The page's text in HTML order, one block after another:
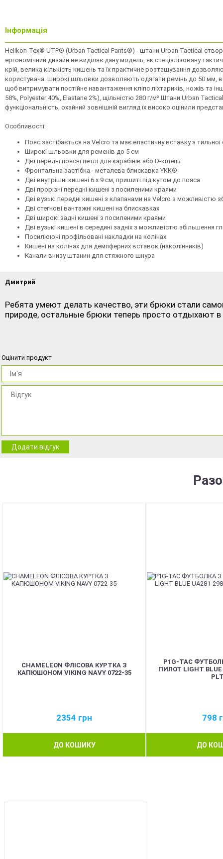
Інформація
Helikon-Tex® UTP® (Urban Tactical Pants®) - штани Urban Tactical
ергономічний дизайн не виділяє дану модель, як спеціалізовану
крій, велика кількість кишень та їх практичне розташування
користувача. Широкі шльовки дозволяють одягати ремінь до 50 мм,
щоб витримувати постійне навантаження кліпс ліхтариків, ножів та
58%, Polyester 40%, Elastane 2%), щільністю 280 г/м².Штани Urban
функціональність, охайний зовнішній вигляд їх високо оцінили
Особливості:
Пояс застібається на Velcro та має еластичну вставку з
Широкі шльовки для ременів до 5 см
Дві передні поясні петлі для карабінів або D-кілець
Фронтальна застібка - металева блискавка YKK®
Дві внутрішні кишені 6 х 9 см, пришиті під кутом до пояса
Дві прорізні передні кишені з посиленими краями
Дві вузькі передні кишені з клапанами на Velcro з можливістю
Дві стегнові вантажні кишені на блискавках
Дві широкі задні кишені з посиленими краями
Дві вузькі кишені в середині задніх з можливістю збільшення
Посилюючі профільовані накладки на колінах
Кишені на колінах для демпферних вставок (наколінників)
Канали внизу штанин для стяжного шнура
Дмитрий
Ребята умеют делать качество, эти брюки стали
природе, остальные брюки теперь просто отдыхают
Оцінити продукт
Додати відгук
CHAMELEON ФЛІСОВА КУРТКА З
КАПЮШОНОМ VIKING NAVY 0722-35
2354 грн
ДО КОШИКУ
P1G-TAC
ПИЛОТ LIGHT BLUE
798
ДО